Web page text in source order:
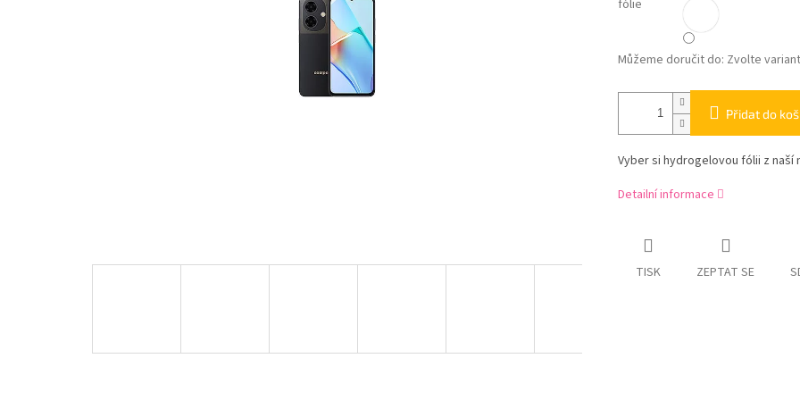
fólie
Můžeme doručit do: Zvolte
Přidat do
Vyber si hydrogelovou fólii z naší
Detailní informace
TISK ZEPTAT SE